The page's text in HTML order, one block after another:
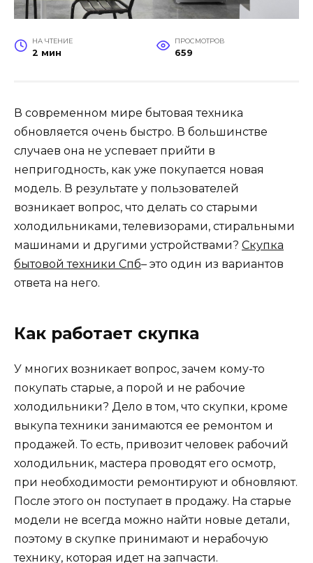
НА ЧТЕНИЕ
2 мин
ПРОСМОТРОВ
659
В современном мире бытовая техника
обновляется очень быстро. В большинстве
случаев она не успевает прийти в
непригодность, как уже покупается новая
модель. В результате у пользователей
возникает вопрос, что делать со старыми
холодильниками, телевизорами, стиральными
машинами и другими устройствами? Скупка
бытовой техники Спб– это один из вариантов
ответа на него.
Как работает скупка
У многих возникает вопрос, зачем кому-то
покупать старые, а порой и не рабочие
холодильники? Дело в том, что скупки, кроме
выкупа техники занимаются ее ремонтом и
продажей. То есть, привозит человек рабочий
холодильник, мастера проводят его осмотр,
при необходимости ремонтируют и обновляют.
После этого он поступает в продажу. На старые
модели не всегда можно найти новые детали,
поэтому в скупке принимают и нерабочую
технику, которая идет на запчасти.